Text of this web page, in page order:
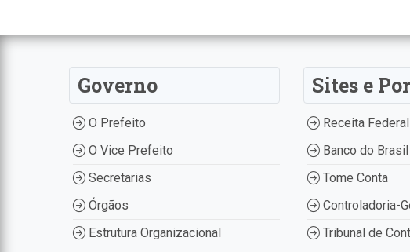
Governo
O Prefeito
O Vice Prefeito
Secretarias
Órgãos
Estrutura Organizacional
Sites e
Receita Federal
Banco do Brasil
Tome Conta
Controladoria-
Tribunal de